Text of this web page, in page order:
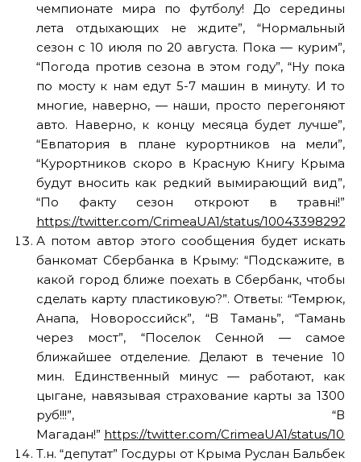
чемпионате мира по футболу! До середины
лета отдыхающих не ждите”, “Нормальный
сезон с 10 июля по 20 августа. Пока — курим”,
“Погода против сезона в этом году”, “Ну пока
по мосту к нам едут 5-7 машин в минуту. И то
многие, наверно, — наши, просто перегоняют
авто. Наверно, к концу месяца будет лучше”,
“Евпатория в плане курортников на мели”,
“Курортников скоро в Красную Книгу Крыма
будут вносить как редкий вымирающий вид”,
“По факту сезон откроют в травні!”
https://twitter.com/CrimeaUA1/status/
А потом автор этого сообщения будет искать
банкомат Сбербанка в Крыму: “Подскажите, в
какой город ближе поехать в Сбербанк, чтобы
сделать карту пластиковую?”. Ответы: “Темрюк,
Анапа, Новороссийск”, “В Тамань”, “Тамань
через мост”, “Поселок Сенной — самое
ближайшее отделение. Делают в течение 10
мин. Единственный минус — работают, как
цыгане, навязывая страхование карты за 1300
руб!!!”, “В
Магадан!” https://twitter.com/CrimeaUA1/status/
Т.н. “депутат” Госдуры от Крыма Руслан Бальбек